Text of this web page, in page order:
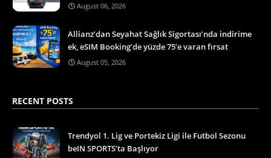
August 06, 2026
Allianz’dan Seyahat Sağlık Sigortası’nda indirime
ek, eSIM Booking’de yüzde 75’e varan fırsat
August 05, 2026
RECENT POSTS
Trendyol 1. Lig ve Portekiz Ligi ile Futbol Sezonu
beIN SPORTS’ta Başlıyor